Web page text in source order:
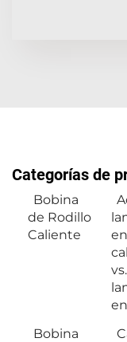
Categorías de
Bobina
de Rodillo
Caliente
en
vs.
Bobina